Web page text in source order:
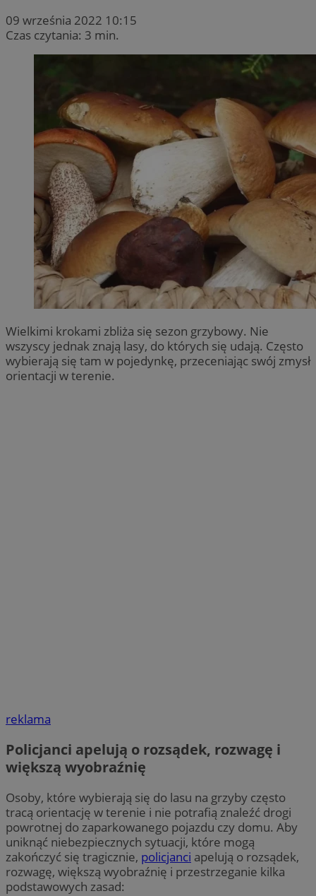
09 września 2022 10:15
Czas czytania: 3 min.
Wielkimi krokami zbliża się sezon grzybowy. Nie
wszyscy jednak znają lasy, do których się udają. Często
wybierają się tam w pojedynkę, przeceniając swój zmysł
orientacji w terenie.
reklama
Policjanci apelują o rozsądek, rozwagę i
większą wyobraźnię
Osoby, które wybierają się do lasu na grzyby często
tracą orientację w terenie i nie potrafią znaleźć drogi
powrotnej do zaparkowanego pojazdu czy domu. Aby
uniknąć niebezpiecznych sytuacji, które mogą
zakończyć się tragicznie, policjanci apelują o rozsądek,
rozwagę, większą wyobraźnię i przestrzeganie kilka
podstawowych zasad: